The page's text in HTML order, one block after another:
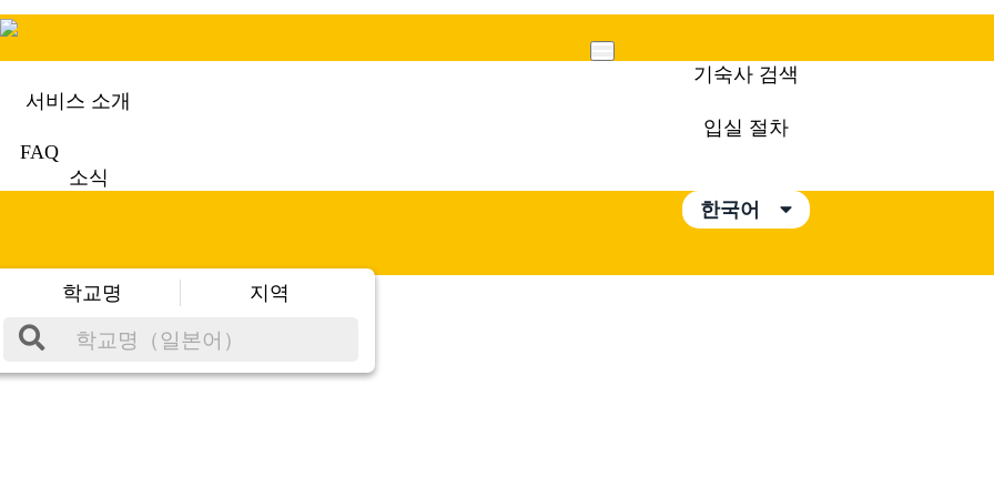
Mobile
기숙사 검색
서비스 소개
입실 절차
FAQ
소식
한국어
학교명 지역